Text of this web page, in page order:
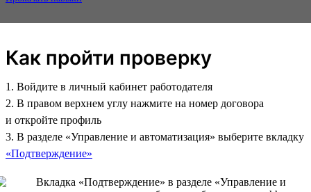
Как пройти проверку
1. Войдите в личный кабинет работодателя
2. В правом верхнем углу нажмите на номер договора
и откройте профиль
3. В разделе «Управление и автоматизация» выберите вкладку
«Подтверждение»